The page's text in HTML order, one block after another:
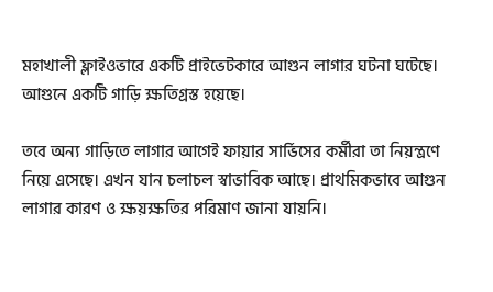
মহাখালী ফ্লাইওভারে একটি প্রাইভেটকারে আগুন লাগার ঘটনা ঘটেছে।
আগুনে একটি গাড়ি ক্ষতিগ্রস্ত হয়েছে।
তবে অন্য গাড়িতে লাগার আগেই ফায়ার সার্ভিসের কর্মীরা তা নিয়ন্ত্রণে
নিয়ে এসেছে। এখন যান চলাচল স্বাভাবিক আছে। প্রাথমিকভাবে আগুন
লাগার কারণ ও ক্ষয়ক্ষতির পরিমাণ জানা যায়নি।